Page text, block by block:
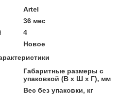
Artel
36 мес
4
Новое
Габаритные размеры с
упаковкой (В х Ш х Г), мм
Вес без упаковки, кг